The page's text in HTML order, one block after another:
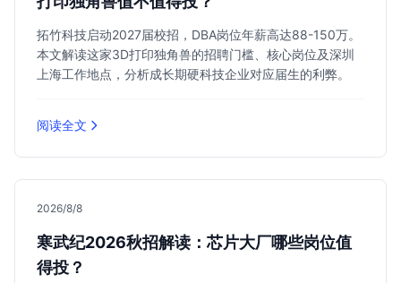
拓竹科技启动2027届校招，DBA岗位年薪高达88-150万。
本文解读这家3D打印独角兽的招聘门槛、核心岗位及深圳
上海工作地点，分析成长期硬科技企业对应届生的利弊。
阅读全文
2026/8/8
寒武纪2026秋招解读：芯片大厂哪些岗位值
得投？